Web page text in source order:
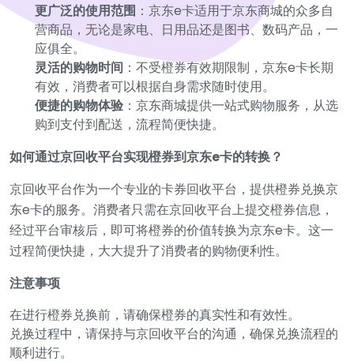
更广泛的使用范围 ：京东e卡适用于京东商城的众多自
营商品，无论是家电、日用品还是图书、数码产品，一
应俱全。
灵活的购物时间 ：不受橙券有效期限制，京东e卡长期
有效，消费者可以根据自身需求随时使用。
便捷的购物体验 ：京东商城提供一站式购物服务，从选
购到支付到配送，流程简便快捷。
如何通过京回收平台实现橙券到京东e卡的转换？
京回收平台作为一个专业的卡券回收平台，提供橙券兑换京
东e卡的服务。消费者只需在京回收平台上提交橙券信息，
经过平台审核后，即可将橙券的价值转换为京东e卡。这一
过程简便快捷，大大提升了消费者的购物便利性。
注意事项
在进行橙券兑换前，请确保橙券的真实性和有效性。
兑换过程中，请保持与京回收平台的沟通，确保兑换流程的
顺利进行。